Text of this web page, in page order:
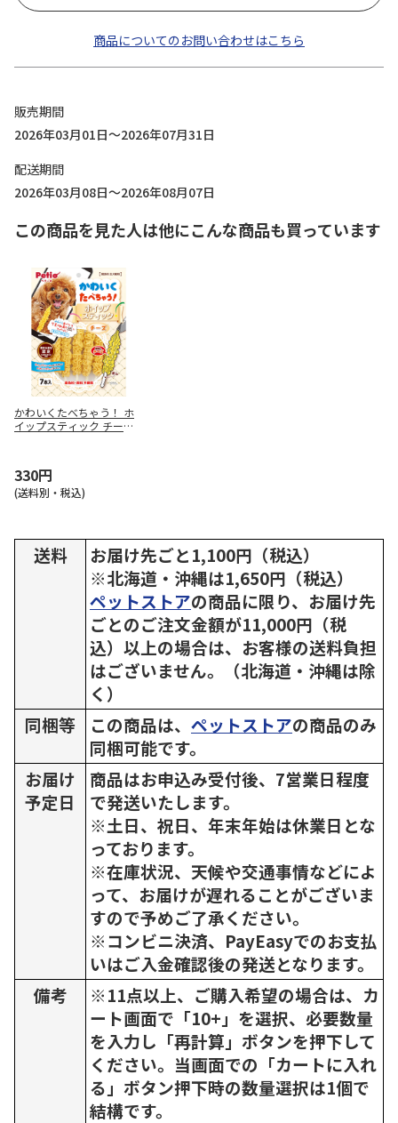
商品についてのお問い合わせはこちら
販売期間
2026年03月01日～2026年07月31日
配送期間
2026年03月08日～2026年08月07日
この商品を見た人は他にこんな商品も買っています
かわいくたべちゃう！ ホ
イップスティック チーズ 7
330円
(送料別・税込)
送料
お届け先ごと1,100円（税込）
※北海道・沖縄は1,650円（税込）
ペットストアの商品に限り、お届け先
ごとのご注文金額が11,000円（税
込）以上の場合は、お客様の送料負担
はございません。（北海道・沖縄は除
く）
同梱等
この商品は、 ペットストアの商品のみ
同梱可能です。
お届け
予定日
商品はお申込み受付後、7営業日程度
で発送いたします。
※土日、祝日、年末年始は休業日とな
っております。
※在庫状況、天候や交通事情などによ
って、お届けが遅れることがございま
すので予めご了承ください。
※コンビニ決済、PayEasyでのお支払
いはご入金確認後の発送となります。
備考
※11点以上、ご購入希望の場合は、カ
ート画面で「10+」を選択、必要数量
を入力し「再計算」ボタンを押下して
ください。当画面での「カートに入れ
る」ボタン押下時の数量選択は1個で
結構です。